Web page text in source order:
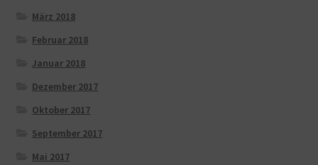
März 2018
Februar 2018
Januar 2018
Dezember 2017
Oktober 2017
September 2017
Mai 2017